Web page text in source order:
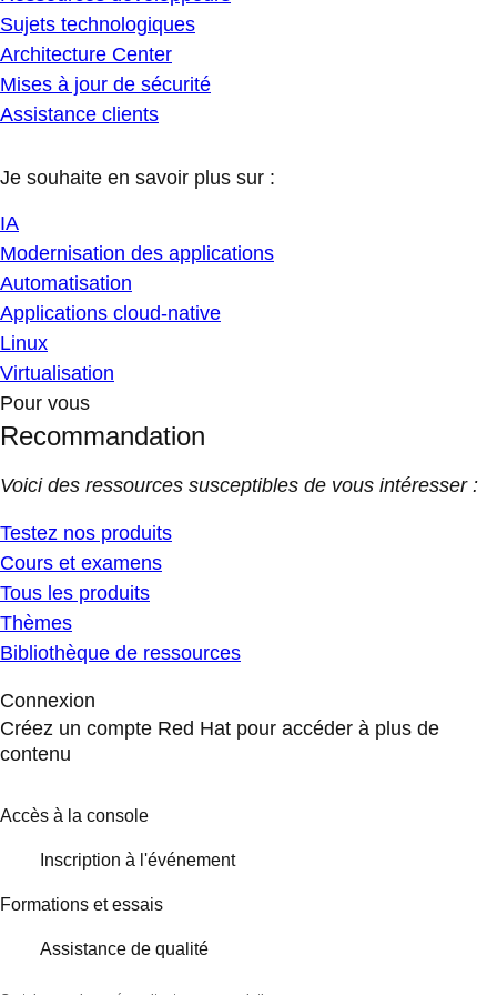
Sujets technologiques
Architecture Center
Mises à jour de sécurité
Assistance clients
Je souhaite en savoir plus sur :
IA
Modernisation des applications
Automatisation
Applications cloud-native
Linux
Virtualisation
Pour vous
Recommandation
Voici des ressources susceptibles de vous intéresser :
Testez nos produits
Cours et examens
Tous les produits
Thèmes
Bibliothèque de ressources
Connexion
Créez un compte Red Hat pour accéder à plus de
contenu
Accès à la console
Inscription à l'événement
Formations et essais
Assistance de qualité